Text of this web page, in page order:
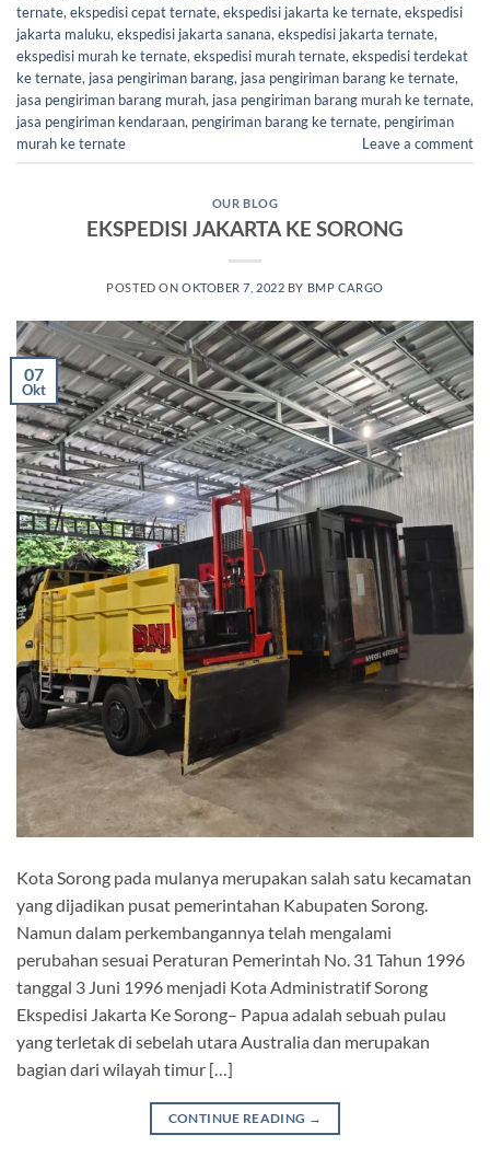
ternate, ekspedisi cepat ternate, ekspedisi jakarta ke ternate, ekspedisi
jakarta maluku, ekspedisi jakarta sanana, ekspedisi jakarta ternate,
ekspedisi murah ke ternate, ekspedisi murah ternate, ekspedisi terdekat
ke ternate, jasa pengiriman barang, jasa pengiriman barang ke ternate,
jasa pengiriman barang murah, jasa pengiriman barang murah ke ternate,
jasa pengiriman kendaraan, pengiriman barang ke ternate, pengiriman
murah ke ternate
Leave a comment
OUR BLOG
EKSPEDISI JAKARTA KE SORONG
POSTED ON OKTOBER 7, 2022 BY BMP CARGO
07
Okt
Kota Sorong pada mulanya merupakan salah satu kecamatan
yang dijadikan pusat pemerintahan Kabupaten Sorong.
Namun dalam perkembangannya telah mengalami
perubahan sesuai Peraturan Pemerintah No. 31 Tahun 1996
tanggal 3 Juni 1996 menjadi Kota Administratif Sorong
Ekspedisi Jakarta Ke Sorong– Papua adalah sebuah pulau
yang terletak di sebelah utara Australia dan merupakan
bagian dari wilayah timur […]
CONTINUE READING →